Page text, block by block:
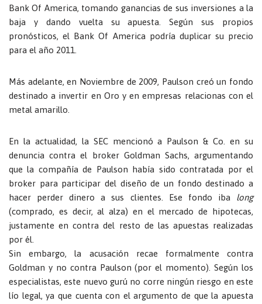
Bank Of America, tomando ganancias de sus inversiones a la
baja y dando vuelta su apuesta. Según sus propios
pronósticos, el Bank Of America podría duplicar su precio
para el año 2011.
Más adelante, en Noviembre de 2009, Paulson creó un fondo
destinado a invertir en Oro y en empresas relacionas con el
metal amarillo.
En la actualidad, la SEC mencionó a Paulson & Co. en su
denuncia contra el broker Goldman Sachs, argumentando
que la compañía de Paulson había sido contratada por el
broker para participar del diseño de un fondo destinado a
hacer perder dinero a sus clientes. Ese fondo iba long
(comprado, es decir, al alza) en el mercado de hipotecas,
justamente en contra del resto de las apuestas realizadas
por él.
Sin embargo, la acusación recae formalmente contra
Goldman y no contra Paulson (por el momento). Según los
especialistas, este nuevo gurú no corre ningún riesgo en este
lío legal, ya que cuenta con el argumento de que la apuesta